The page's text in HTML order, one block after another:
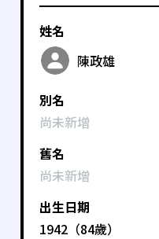
姓名
陳政雄
別名
尚未新增
舊名
尚未新增
出生日期
1942（84歲）